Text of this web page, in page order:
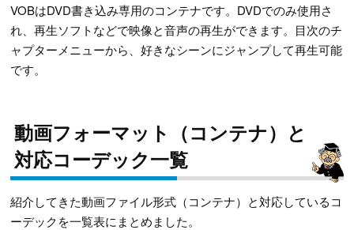
VOBはDVD書き込み専用のコンテナです。DVDでのみ使用さ
れ、再生ソフトなどで映像と音声の再生ができます。目次のチ
ャプターメニューから、好きなシーンにジャンプして再生可能
です。
動画フォーマット（コンテナ）と
対応コーデック一覧
紹介してきた動画ファイル形式（コンテナ）と対応しているコ
ーデックを一覧表にまとめました。